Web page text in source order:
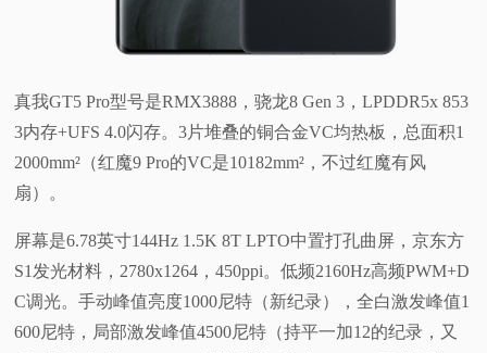
真我GT5 Pro型号是RMX3888，骁龙8 Gen 3，LPDDR5x 853
3内存+UFS 4.0闪存。3片堆叠的铜合金VC均热板，总面积1
2000mm²（红魔9 Pro的VC是10182mm²，不过红魔有风
扇）。
屏幕是6.78英寸144Hz 1.5K 8T LPTO中置打孔曲屏，京东方
S1发光材料，2780x1264，450ppi。低频2160Hz高频PWM+D
C调光。手动峰值亮度1000尼特（新纪录），全白激发峰值1
600尼特，局部激发峰值4500尼特（持平一加12的纪录，又